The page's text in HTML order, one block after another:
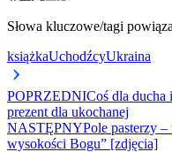
Słowa kluczowe/tagi
książkaUchodźcyUkraina
POPRZEDNICoś dla ducha
prezent dla ukochanej
NASTĘPNYPole pasterzy –
wysokości Bogu” [zdjęcia]